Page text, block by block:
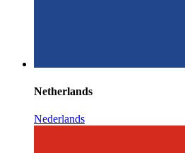
Netherlands
Nederlands